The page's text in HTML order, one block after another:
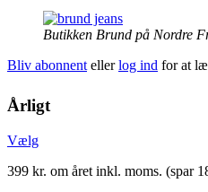
Butikken Brund på Nordre
Bliv abonnent ellerlog ind for at
Årligt
Vælg
399 kr. om året inkl. moms. (spar